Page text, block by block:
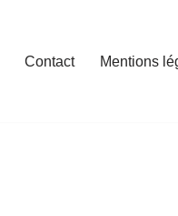
Contact Mentions